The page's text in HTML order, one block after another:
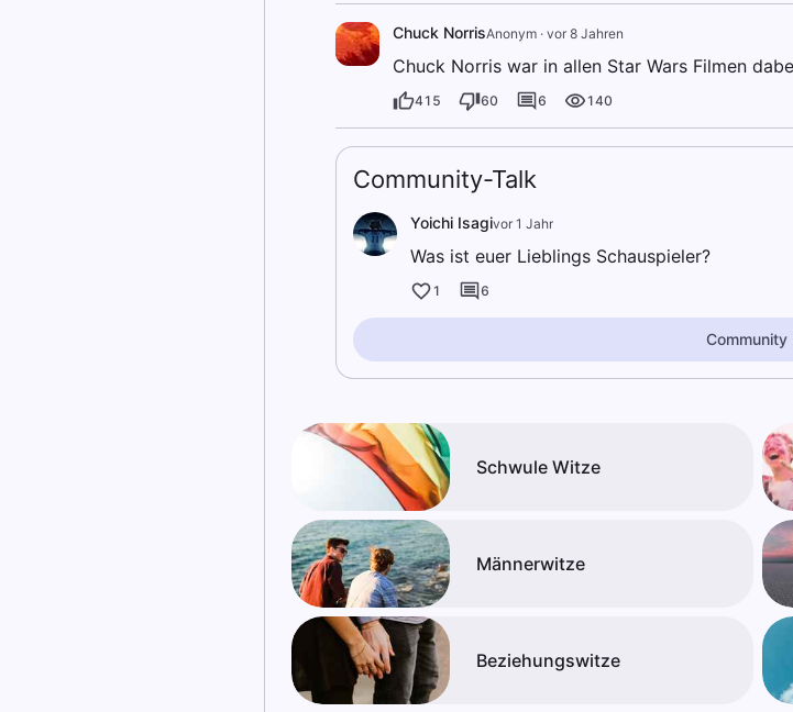
Chuck NorrisAnonym· vor 8 Jahren
Chuck Norris war in allen Star Wars Filmen
415 60 6 140
Community-Talk
Yoichi Isagivor 1 Jahr
Was ist euer Lieblings Schauspieler?
1 6
Community
Schwule Witze
Männerwitze
Beziehungswitze